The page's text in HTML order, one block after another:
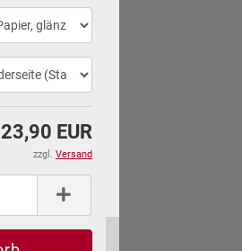
23,90 EUR
zzgl. Versand